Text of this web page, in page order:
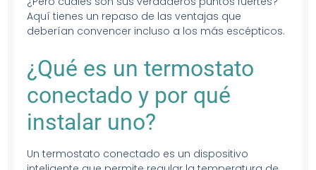
Aquí tienes un repaso de las ventajas que
deberían convencer incluso a los más escépticos.
¿Qué es un termostato
conectado y por qué
instalar uno?
Un termostato conectado es un dispositivo